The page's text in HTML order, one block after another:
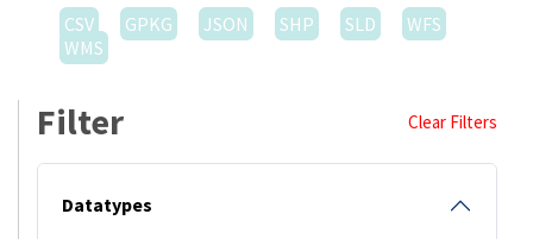
CSV
GPKG JSON SHP SLD
WFS
WMS
Filter Clear Filters
Datatypes